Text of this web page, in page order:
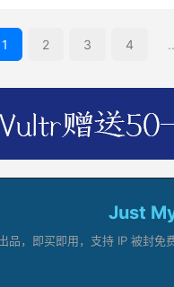
1 2 3 4
Just
品，即买即用，支持 IP 被封免